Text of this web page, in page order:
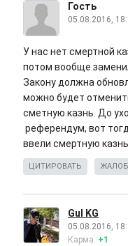
Гость
05.08.2016,
У нас нет смертной
потом вообще
Закону должна
можно будет
сметную казнь. До
референдум, вот
ввели смертную
ЦИТИРОВАТЬ
Gul KG
05.08.2016,
Карма: +1